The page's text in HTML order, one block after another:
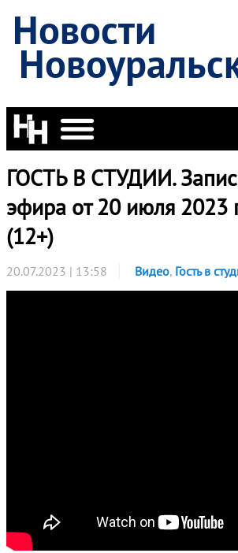
Новости
ГОСТЬ В СТУДИИ.
эфира от 20 июля 2023
(12+)
20.07.2023 | 13:58 Видео, Гость в